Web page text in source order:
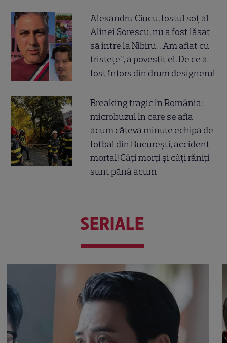
Alexandru Ciucu, fostul soț al
Alinei Sorescu, nu a fost lăsat
să intre la Nibiru. „Am aflat cu
tristețe”, a povestit el. De ce a
fost întors din drum designerul
Breaking tragic în România:
microbuzul în care se afla
acum câteva minute echipa de
fotbal din București, accident
mortal! Câți morți și câți răniți
sunt până acum
SERIALE